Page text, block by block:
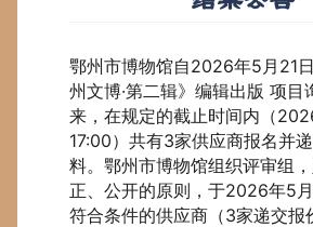
鄂州市博物馆自2026年5月21
州文博·第二辑》编辑出版 项目
来，在规定的截止时间内（
17:00）共有3家供应商报名并
料。鄂州市博物馆组织评审组
正、公开的原则，于2026年5
符合条件的供应商（3家递交报